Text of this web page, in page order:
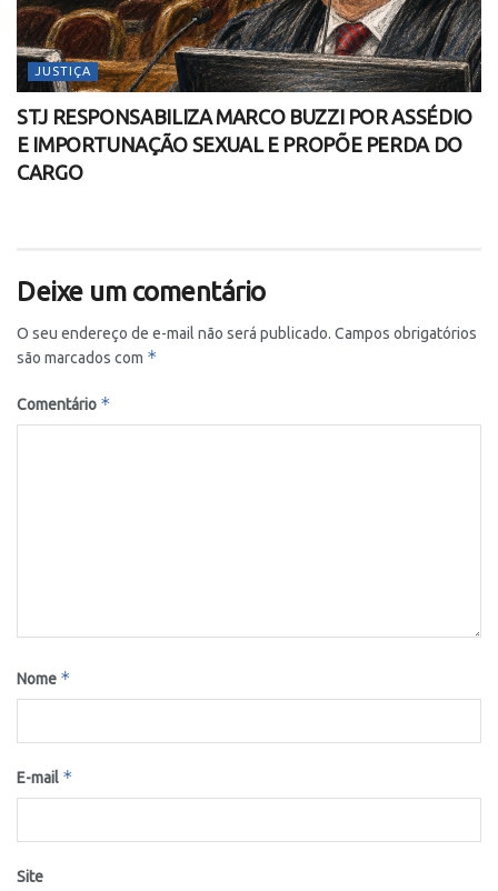
JUSTIÇA
STJ RESPONSABILIZA MARCO BUZZI POR ASSÉDIO
E IMPORTUNAÇÃO SEXUAL E PROPÕE PERDA DO
CARGO
Deixe um comentário
O seu endereço de e-mail não será publicado. Campos obrigatórios
são marcados com *
Comentário *
Nome *
E-mail *
Site